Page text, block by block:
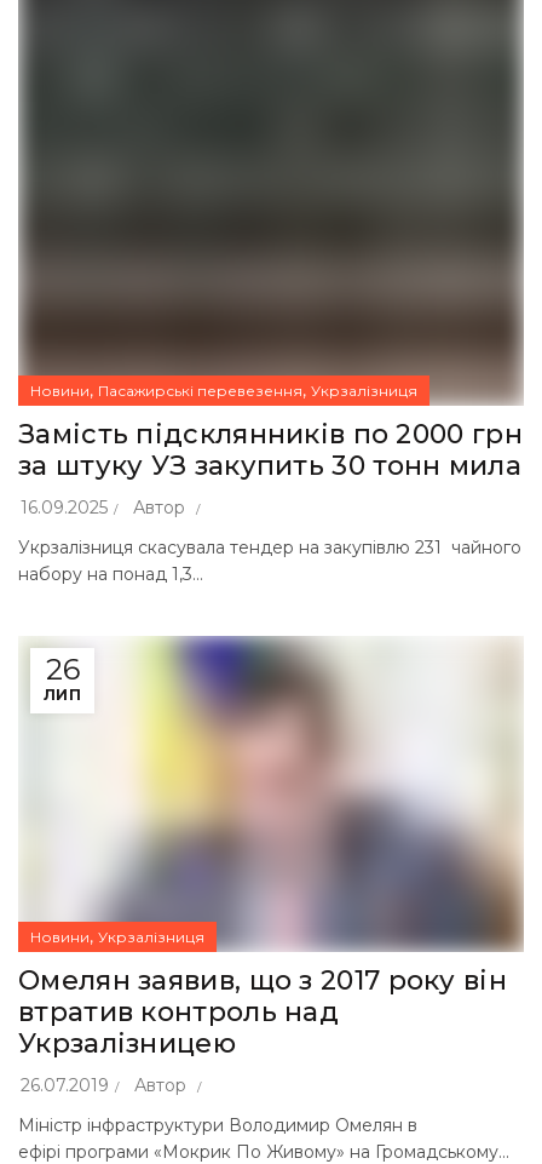
Новини, Пасажирські перевезення, Укрзалізниця
Замість підсклянників по 2000 грн
за штуку УЗ закупить 30 тонн мила
16.09.2025
Автор
Укрзалізниця скасувала тендер на закупівлю 231 чайного
набору на понад 1,3...
26
ЛИП
Новини, Укрзалізниця
Омелян заявив, що з 2017 року він
втратив контроль над
Укрзалізницею
26.07.2019
Автор
Міністр інфраструктури Володимир Омелян в
ефірі програми «Мокрик По Живому» на Громадському...